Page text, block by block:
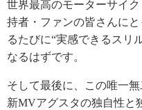
世界最高のモーターサイ
持者・ファンの皆さんに
るたびに“実感できるスリ
なるはずです。
そして最後に、この唯一
新MVアグスタの独自性と